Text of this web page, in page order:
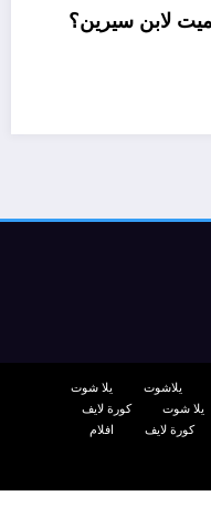
لابن سيرين؟
يلاشوت
يلا شوت
يلا شوت
كورة لايف
كورة لايف
افلام